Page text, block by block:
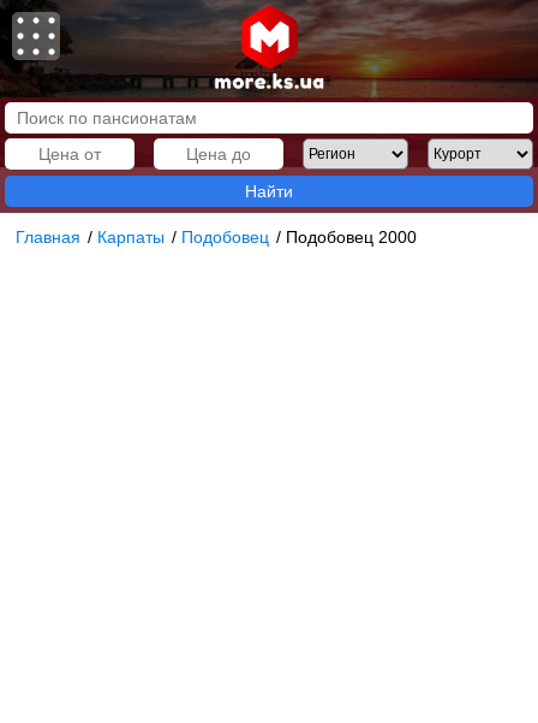
Найти
Главная / Карпаты / Подобовец / Подобовец 2000